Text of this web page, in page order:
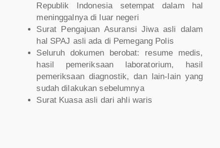
Republik Indonesia setempat dalam hal
meninggalnya di luar negeri
Surat Pengajuan Asuransi Jiwa asli dalam
hal SPAJ asli ada di Pemegang Polis
Seluruh dokumen berobat: resume medis,
hasil pemeriksaan laboratorium, hasil
pemeriksaan diagnostik, dan lain-lain yang
sudah dilakukan sebelumnya
Surat Kuasa asli dari ahli waris